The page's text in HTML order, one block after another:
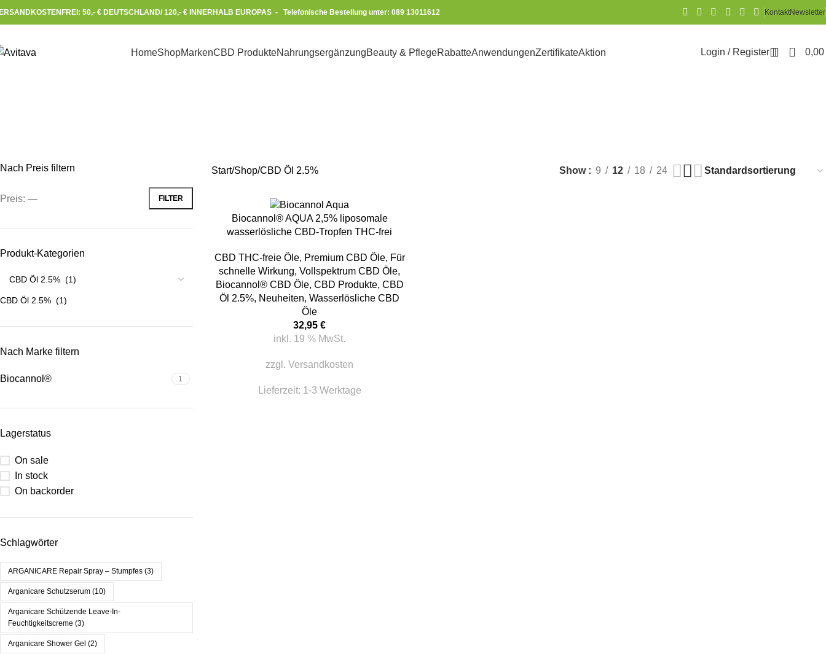
50,- € DEUTSCHLAND/ 120,- € INNERHALB EUROPAS - Telefonische Bestellung unter: 089 13011612 KontaktNewsletter
HomeShopMarkenCBD ProdukteNahrungsergänzungBeauty & PflegeRabatteAnwendungenZertifikateAktion Login / Register 0 0,00
Nach Preis filtern
FILTER
Preis: —
Produkt-Kategorien
CBD Öl 2.5% (1)
Nach Marke filtern
Biocannol® 1
Lagerstatus
On sale
In stock
On backorder
Schlagwörter
ARGANICARE Repair Spray – Stumpfes (3)
Arganicare Schutzserum (10)
Arganicare Schützende Leave-In-
Feuchtigkeitscreme (3)
Arganicare Shower Gel (2)
Start Shop CBD Öl 2.5% Show 9 12 18 24
IN DEN WARENKORB
Biocannol® AQUA 2,5% liposomale
wasserlösliche CBD-Tropfen THC-frei
CBD THC-freie Öle, Premium CBD Öle, Für
schnelle Wirkung,Vollspektrum CBD Öle,
Biocannol® CBD Öle, CBD Produkte, CBD
Öl 2.5%, Neuheiten,Wasserlösliche CBD
Öle
32,95€
inkl. 19 % MwSt.
zzgl.Versandkosten
Lieferzeit: 1-3 Werktage